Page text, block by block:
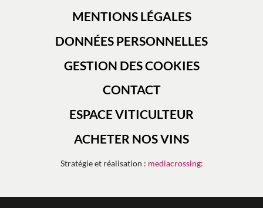
MENTIONS LÉGALES
DONNÉES PERSONNELLES
GESTION DES COOKIES
CONTACT
ESPACE VITICULTEUR
ACHETER NOS VINS
Stratégie et réalisation : mediacrossing: